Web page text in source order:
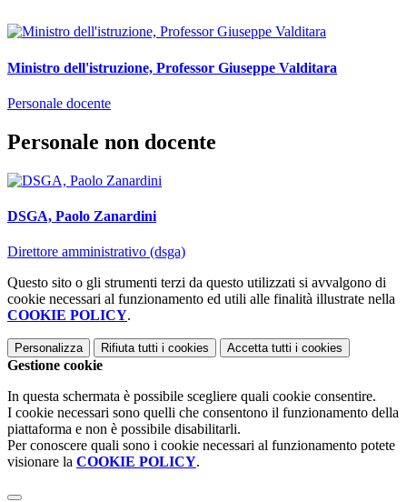
Ministro dell'istruzione, Professor Giuseppe Valditara
Personale docente
Personale non docente
DSGA, Paolo Zanardini
Direttore amministrativo (dsga)
Questo sito o gli strumenti terzi da questo utilizzati si avvalgono di
cookie necessari al funzionamento ed utili alle finalità illustrate nella
COOKIE POLICY.
Personalizza Rifiuta tutti i cookies Accetta tutti i cookies
Gestione cookie
In questa schermata è possibile scegliere quali cookie consentire.
I cookie necessari sono quelli che consentono il funzionamento della
piattaforma e non è possibile disabilitarli.
Per conoscere quali sono i cookie necessari al funzionamento potete
visionare la COOKIE POLICY.